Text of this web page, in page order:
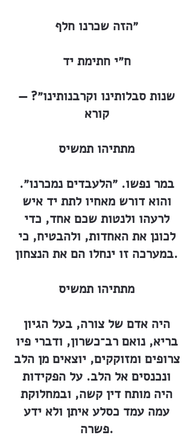
״הזה שכרנו חלף
ח״י חתימת יד
שנות סבלותינו וקרבנותינו״? —
קורא
מתתיהו תמשיס
במר נפשו. ״הלעבדים נמכרנו״.
והוא דורש מאחיו לתת יד איש
לרעהו ולנטות שכם אחד, כדי
לכונן את האחדות, ולהבטיח, כי
במערכה זו ינחלו הם את הנצחון.
מתתיהו תמשיס
היה אדם של צורה, בעל הגיון
בריא, נואם רב־כשרון, ודברי פיו
צרופים ומזוקקים, יוצאים מן הלב
ונכנסים אל הלב. על הפקידות
היה מותח דין קשה, ובמחלוקת
עמה עמד כסלע איתן ולא ידע
פשרה.